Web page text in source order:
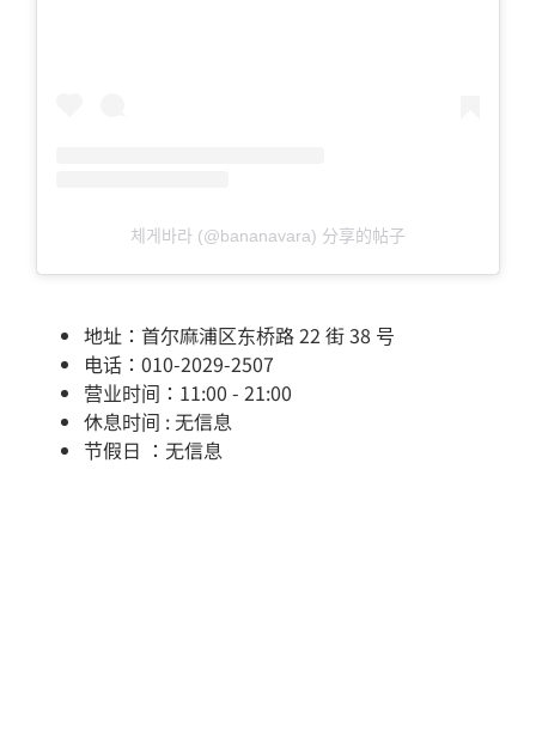
체게바라 (@bananavara) 分享的帖子
地址：首尔麻浦区东桥路 22 街 38 号
电话：010-2029-2507
营业时间：11:00 - 21:00
休息时间 : 无信息
节假日 ：无信息